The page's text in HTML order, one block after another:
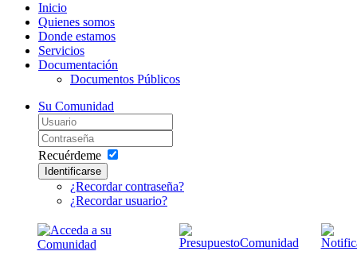
Inicio
Quienes somos
Donde estamos
Servicios
Documentación
Documentos Públicos
Su Comunidad
Recuérdeme
Identificarse
¿Recordar contraseña?
¿Recordar usuario?